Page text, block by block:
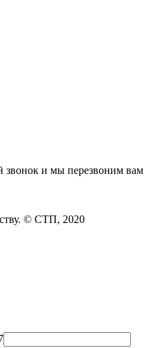
звонок и мы перезвоним вам
© СТП, 2020